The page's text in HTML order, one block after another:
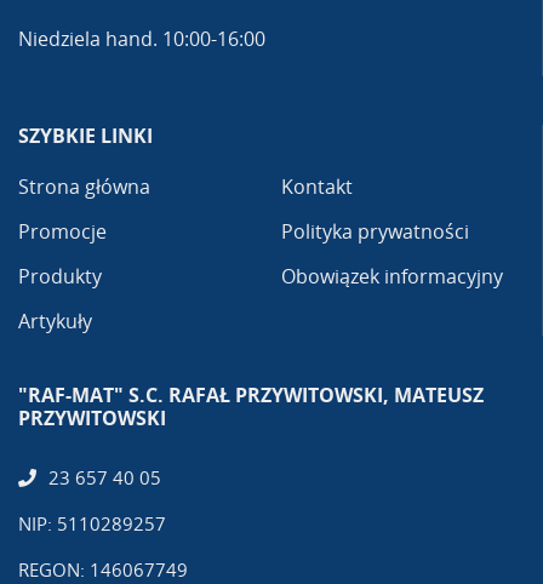
Niedziela hand. 10:00-16:00
SZYBKIE LINKI
Strona główna
Promocje
Produkty
Artykuły
Kontakt
Polityka prywatności
Obowiązek informacyjny
"RAF-MAT" S.C. RAFAŁ PRZYWITOWSKI, MATEUSZ
PRZYWITOWSKI
23 657 40 05
NIP: 5110289257
REGON: 146067749